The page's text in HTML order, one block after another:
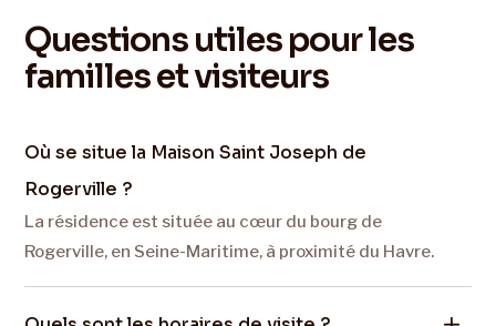
Questions utiles pour les
familles et visiteurs
Où se situe la Maison Saint Joseph de
Rogerville ?
La résidence est située au cœur du bourg de
Rogerville, en Seine-Maritime, à proximité du Havre.